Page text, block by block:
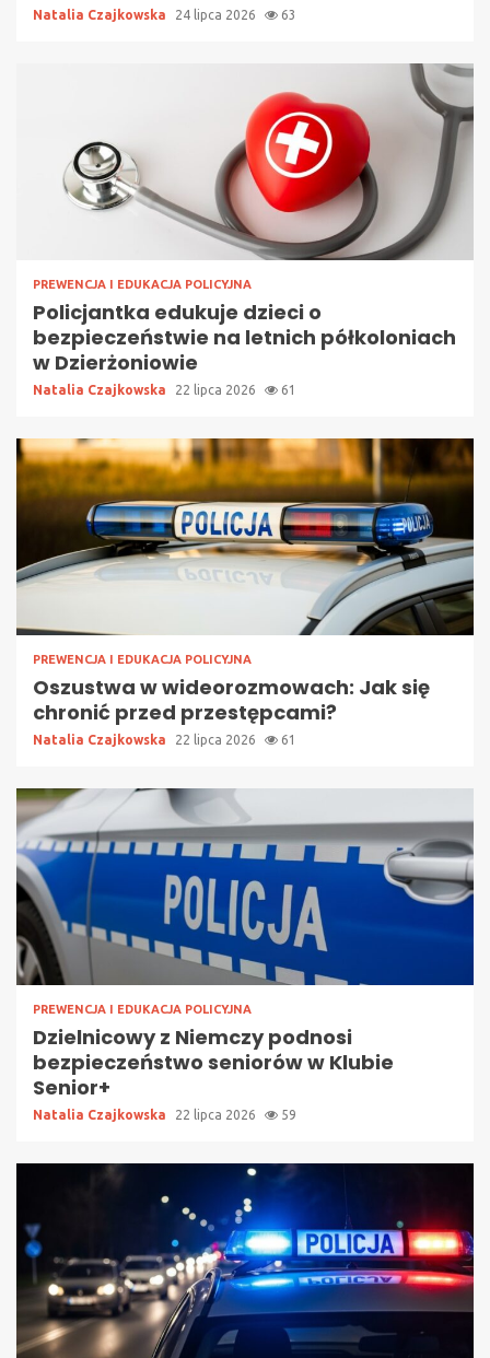
Natalia Czajkowska 24 lipca 2026 63
PREWENCJA I EDUKACJA POLICYJNA
Policjantka edukuje dzieci o
bezpieczeństwie na letnich półkoloniach
w Dzierżoniowie
Natalia Czajkowska 22 lipca 2026 61
PREWENCJA I EDUKACJA POLICYJNA
Oszustwa w wideorozmowach: Jak się
chronić przed przestępcami?
Natalia Czajkowska 22 lipca 2026 61
PREWENCJA I EDUKACJA POLICYJNA
Dzielnicowy z Niemczy podnosi
bezpieczeństwo seniorów w Klubie
Senior+
Natalia Czajkowska 22 lipca 2026 59